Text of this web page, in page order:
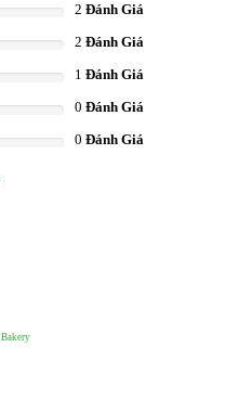
2 Đánh Giá
2 Đánh Giá
1 Đánh Giá
0 Đánh Giá
0 Đánh Giá